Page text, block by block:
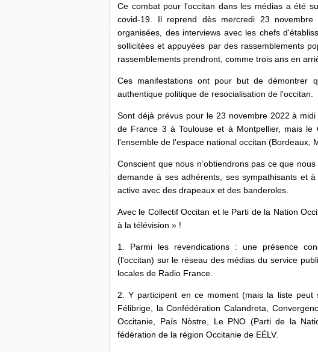
Ce combat pour l'occitan dans les médias a été
covid-19. Il reprend dès mercredi 23
organisées, des interviews avec les chefs
sollicitées et appuyées par des rassemblements
rassemblements prendront, comme trois ans en
Ces manifestations ont pour but de démontrer
authentique politique de resocialisation de l'occitan.
Sont déjà prévus pour le 23 novembre 2022 à
de France 3 à Toulouse et à Montpellier, mais
l'ensemble de l'espace national occitan (Bordeaux,
Conscient que nous n’obtiendrons pas ce que
demande à ses adhérents, ses sympathisants et
active avec des drapeaux et des banderoles.
Avec le Collectif Occitan et le Parti de la Nation
à la télévision » !
1. Parmi les revendications : une présence
(l'occitan) sur le réseau des médias du service
locales de Radio France.
2. Y participent en ce moment (mais la liste peut
Félibrige, la Confédération Calandreta,
Occitanie, País Nòstre, Le PNO (Parti de la
fédération de la région Occitanie de EÉLV.